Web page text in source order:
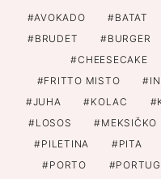
AVOKADO BATAT
BRUDET
BURGER
CHEESECAKE
FRITTO MISTO
JUHA
KOLAC
LOSOS
MEKSIČKO
PILETINA
PITA
PORTO